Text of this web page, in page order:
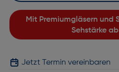
Mit Premiumgläsern und Superentspiegelung in
Sehstärke ab
Jetzt Termin vereinbaren